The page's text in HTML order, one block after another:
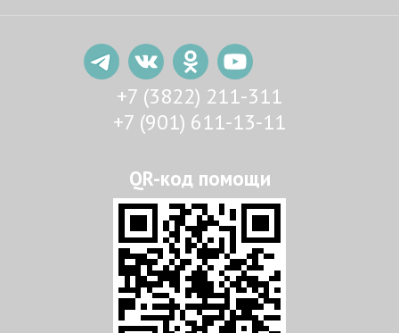
+7 (3822) 211-311
+7 (901) 611-13-11